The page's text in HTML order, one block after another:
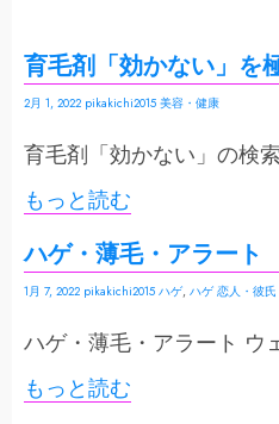
育毛剤「効かない」を
2月 1, 2022 pikakichi2015 美容・健康
育毛剤「効かない」の検
もっと読む
ハゲ・薄毛・アラート
1月 7, 2022 pikakichi2015 ハゲ, ハゲ 恋人・彼
ハゲ・薄毛・アラート ウ
もっと読む